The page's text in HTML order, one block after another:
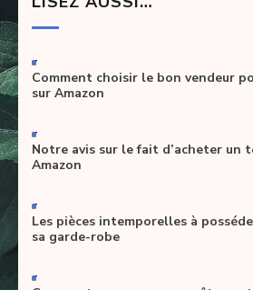
-
Comment choisir le bon vendeur
sur Amazon
-
Notre avis sur le fait d’acheter un
Amazon
-
Les pièces intemporelles à
sa garde-robe
-